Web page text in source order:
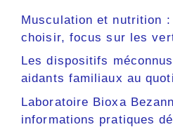
Musculation et nutrition :
choisir, focus sur les
Les dispositifs
aidants familiaux au
Laboratoire Bioxa
informations pratiques